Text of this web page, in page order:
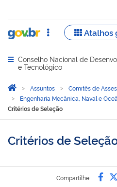
Abrir menu principal de
Conselho Nacional de
e Tecnológico
Você está aqui:
Página Inicial
Assuntos Comitês de
Engenharia Mecânica, Naval e
Critérios de Seleção
Critérios de
Compartilhe: